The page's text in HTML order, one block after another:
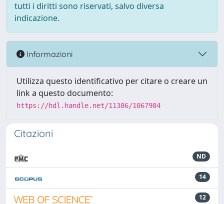
tutti i diritti sono riservati, salvo diversa
indicazione.
Informazioni
Utilizza questo identificativo per citare o creare un
link a questo documento:
https://hdl.handle.net/11386/1067984
Citazioni
ND
14
12